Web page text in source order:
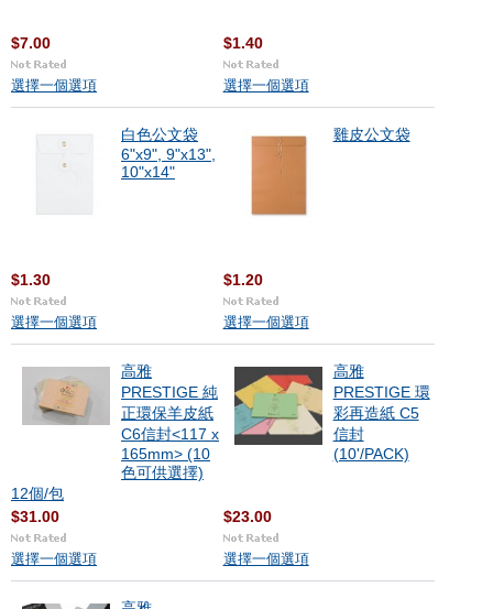
$7.00
選擇一個選項
$1.40
選擇一個選項
白色公文袋
6"x9", 9"x13",
10"x14"
$1.30
選擇一個選項
雞皮公文袋
$1.20
選擇一個選項
高雅
PRESTIGE 純
正環保羊皮紙
C6信封<117 x
165mm> (10
色可供選擇)
12個/包
$31.00
選擇一個選項
高雅
PRESTIGE 環
彩再造紙 C5
信封
(10'/PACK)
$23.00
選擇一個選項